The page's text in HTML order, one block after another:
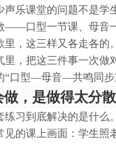
声乐课堂的问题不是学
——口型一节课、母音
里，这三样又各走各的
里，把这三件事一次做
“口型—母音—共鸣同步
，是做得太分
练习到底解决的是什么
见的课上画面：学生照